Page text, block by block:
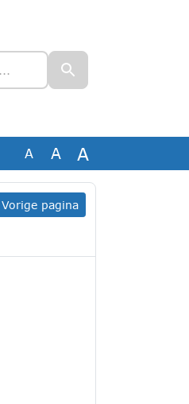
A A A
Vorige pagina